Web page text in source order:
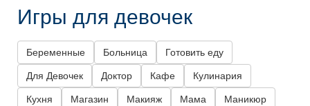
Игры для девочек
Беременные Больница Готовить еду
Для Девочек Доктор Кафе Кулинария
Кухня Магазин Макияж Мама Маникюр